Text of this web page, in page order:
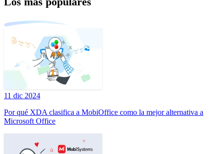
11 dic 2024
Por qué XDA clasifica a MobiOffice como la mejor alternativa a
Microsoft Office